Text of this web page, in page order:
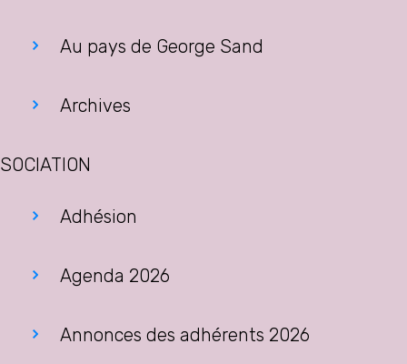
Au pays de George Sand
Archives
Adhésion
Agenda 2026
Annonces des adhérents 2026